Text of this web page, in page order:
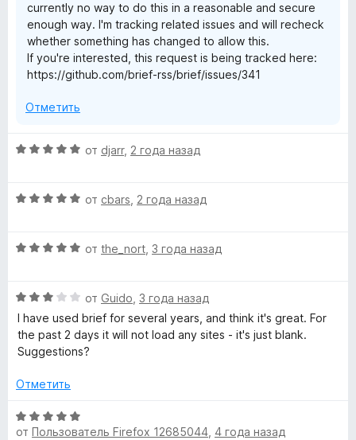
currently no way to do this in a reasonable and secure
enough way. I'm tracking related issues and will recheck
whether something has changed to allow this.
If you're interested, this request is being tracked here:
https://github.com/brief-rss/brief/issues/341
Отметить
О
н
о
5
и
з
5
от djarr, 2 года назад
О
н
о
н
а
5
з
от cbars 2 года назад
О
н
е
н
о
а
и
з
от the_nort 3 года назад
О
ц
е
н
н
н
а
от Guido 3 года назад
I have used brief for several years, and think it's great. For
the past 2 days it will not load any sites - it's just blank.
Suggestions?
Отметить
О
ц
от Пользователь Firefox 12685044 4 года назад